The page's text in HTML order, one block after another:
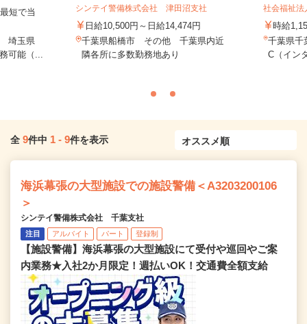
短で当
埼玉県
可能（...
シンテイ警備株式会社 津田沼支社
日給10,500円～日給14,474円
千葉県船橋市 その他 千葉県内近
隣各所に多数勤務地あり
社会福祉
時給
千葉県
C（イン
全 9件中 1 - 9件を表示
海浜幕張の大型施設での施設警備＜A3203200106
＞
シンテイ警備株式会社 千葉支社
注目 アルバイト パート 登録制
【施設警備】海浜幕張の大型施設にて受付や巡回やご案
内業務★入社2か月限定！週払いOK！交通費全額支給